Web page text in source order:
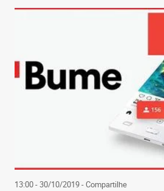
13:00 - 30/10/2019- Compartilhe